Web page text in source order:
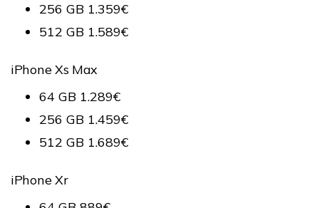
256 GB 1.359€
512 GB 1.589€
iPhone Xs Max
64 GB 1.289€
256 GB 1.459€
512 GB 1.689€
iPhone Xr